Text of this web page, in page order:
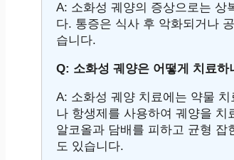
A: 소화성 궤양의 증상으로는 상
다. 통증은 식사 후 악화되거나
습니다.
Q: 소화성 궤양은 어떻게 치료하
A: 소화성 궤양 치료에는 약물
나 항생제를 사용하여 궤양을
알코올과 담배를 피하고 균형
도 있습니다.